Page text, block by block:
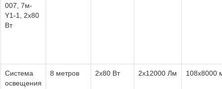
007, 7м-
Y1-1, 2х80
Вт
Система
освещения
8 метров 2х80 Вт 2х12000 Лм 108х8000